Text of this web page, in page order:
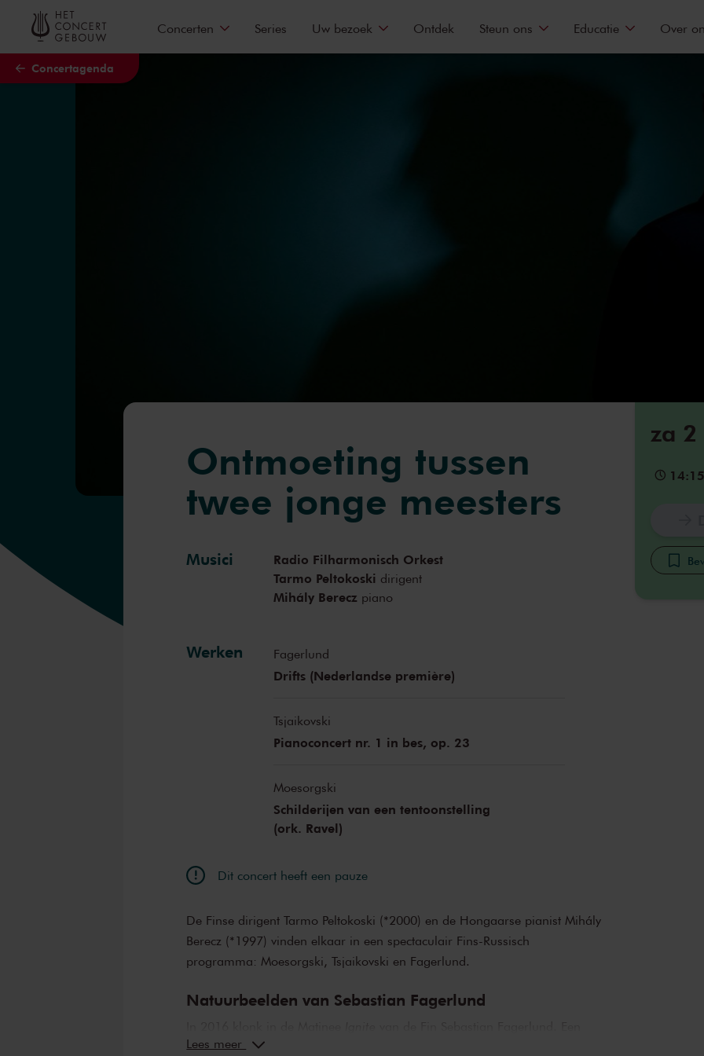
Naar hoofdcontent
Concertagenda
Concerten Series Uw bezoek Ontdek Steun ons Educatie Over
za
14:15
Ontmoeting tussen
twee jonge meesters
Musici
Radio Filharmonisch Orkest
Tarmo Peltokoski dirigent
Mihály Berecz piano
Werken Fagerlund
Drifts (Nederlandse première)
Tsjaikovski
Pianoconcert nr. 1 in bes, op. 23
Moesorgski
Schilderijen van een tentoonstelling
(ork. Ravel)
Dit concert heeft een pauze
De Finse dirigent Tarmo Peltokoski (*2000) en de Hongaarse pianist Mihály
Berecz (*1997) vinden elkaar in een spectaculair Fins-Russisch
programma: Moesorgski, Tsjaikovski en Fagerlund.
Natuurbeelden van Sebastian Fagerlund
partituur met de impact van een kudde op hol geslagen olifanten. Het
Lees meer